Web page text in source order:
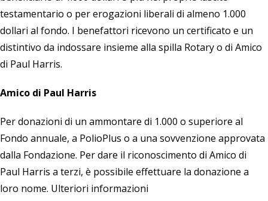
testamentario o per erogazioni liberali di almeno 1.000
dollari al fondo. I benefattori ricevono un certificato e un
distintivo da indossare insieme alla spilla Rotary o di Amico
di Paul Harris.
Amico di Paul Harris
Per donazioni di un ammontare di 1.000 o superiore al
Fondo annuale, a PolioPlus o a una sovvenzione approvata
dalla Fondazione. Per dare il riconoscimento di Amico di
Paul Harris a terzi, è possibile effettuare la donazione a
loro nome. Ulteriori informazioni